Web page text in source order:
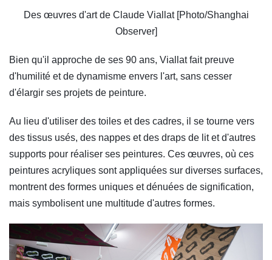
Des œuvres d'art de Claude Viallat [Photo/Shanghai
Observer]
Bien qu'il approche de ses 90 ans, Viallat fait preuve
d'humilité et de dynamisme envers l'art, sans cesser
d'élargir ses projets de peinture.
Au lieu d'utiliser des toiles et des cadres, il se tourne vers
des tissus usés, des nappes et des draps de lit et d'autres
supports pour réaliser ses peintures. Ces œuvres, où ces
peintures acryliques sont appliquées sur diverses surfaces,
montrent des formes uniques et dénuées de signification,
mais symbolisent une multitude d'autres formes.